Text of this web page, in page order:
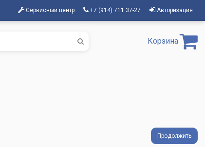
Сервисный центр +7 (914) 711 37-27 Авторизация
Корзина
Продолжить